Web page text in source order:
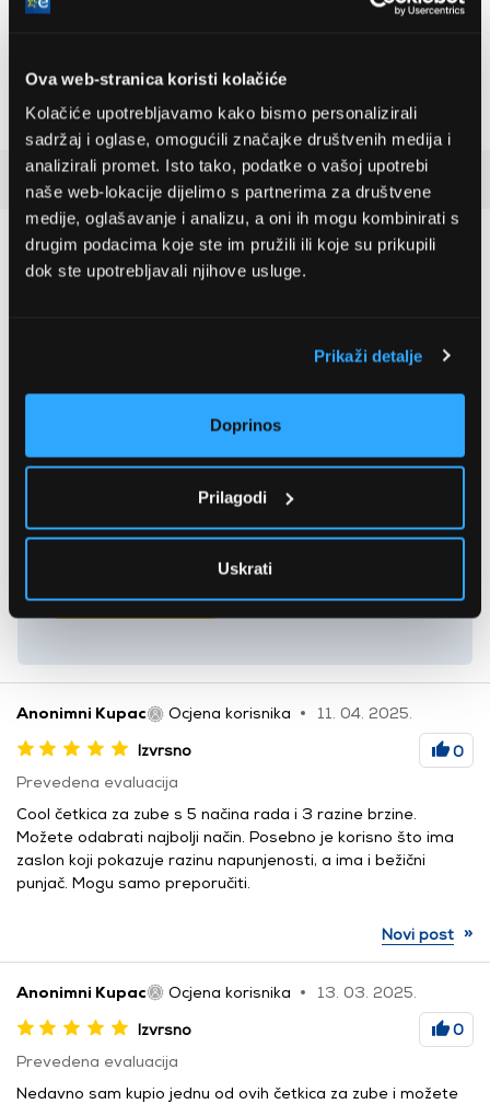
Ova web-stranica koristi kolačiće
Kolačiće upotrebljavamo kako bismo personalizirali
sadržaj i oglase, omogućili značajke društvenih medija i
analizirali promet. Isto tako, podatke o vašoj upotrebi
naše web-lokacije dijelimo s partnerima za društvene
medije, oglašavanje i analizu, a oni ih mogu kombinirati s
drugim podacima koje ste im pružili ili koje su prikupili
dok ste upotrebljavali njihove usluge.
Prikaži detalje
Doprinos
Prilagodi
Uskrati
Bosch
(06008A7800)
535,79 EUR 510,99 EUR
Recenzije kupaca
5
2 zvjezdice
0 kom
Cijenim to
Anonimni Kupac Ocjena korisnika
11. 04. 2025.
Izvrsno
0
Prevedena evaluacija
Cool četkica za zube s 5 načina rada i 3 razine brzine.
Možete odabrati najbolji način. Posebno je korisno što ima
zaslon koji pokazuje razinu napunjenosti, a ima i bežični
punjač. Mogu samo preporučiti.
Novi post »
Anonimni Kupac Ocjena korisnika
13. 03. 2025.
Izvrsno
0
Prevedena evaluacija
Nedavno sam kupio jednu od ovih četkica za zube i možete